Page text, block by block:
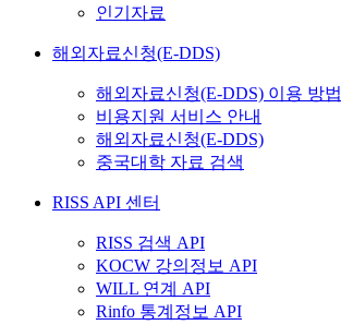
인기자료
해외자료신청(E-DDS)
해외자료신청(E-DDS) 이용 방법
비용지원 서비스 안내
해외자료신청(E-DDS)
중국대학 자료 검색
RISS API 센터
RISS 검색 API
KOCW 강의정보 API
WILL 연계 API
Rinfo 통계정보 API